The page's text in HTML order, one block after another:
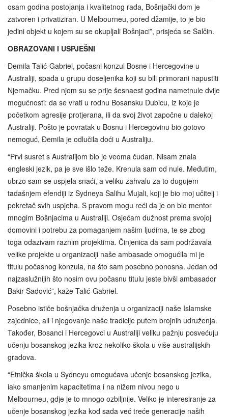
osam godina postojanja i kvalitetnog rada, Bošnjački dom je
zatvoren i privatiziran. U Melbourneu, pored džamije, to je bio
jedini objekt u kojem su se okupljali Bošnjaci”, prisjeća se Salčin.
OBRAZOVANI I USPJEŠNI
Đemila Talić-Gabriel, počasni konzul Bosne i Hercegovine u
Australiji, spada u grupu doseljenika koji su bili primorani napustiti
Njemačku. Pred njom su se prije šesnaest godina nametnule dvije
mogućnosti: da se vrati u rodnu Bosansku Dubicu, iz koje je
početkom agresije protjerana, ili da svoj život započne u dalekoj
Australiji. Pošto je povratak u Bosnu i Hercegovinu bio gotovo
nemoguć, Đemila je odlučila doći u Australiju.
“Prvi susret s Australijom bio je veoma čudan. Nisam znala
engleski jezik, pa je sve išlo teže. Krenula sam od nule. Međutim,
ubrzo sam se uspjela snaći, a veliku zahvalu za to dugujem
tadašnjem efendiji iz Sydneya Salihu Mujali, koji je bio moj učitelj i
pokretač svih uspjeha. S pravom mogu reći da je on bio mentor
mnogim Bošnjacima u Australiji. Osjećam dužnost prema svojoj
domovini i potrebu za pomaganjem našim ljudima, te se zbog
toga odazivam raznim projektima. Činjenica da sam podržavala
velike projekte u organizaciji naše ambasade omogućila mi je
titulu počasnog konzula, na što sam posebno ponosna. Jedan od
najzaslužnijih što nosim ovu počasnu titulu jeste bivši ambasador
Bakir Sadović”, kaže Talić-Gabriel.
Posebno ističe bošnjačka druženja u organizaciji naše Islamske
zajednice, ali i njegovanje naše tradicije putem brojnih udruženja.
Također, Bosanci i Hercegovci u Australiji veliku pažnju posvećuju
učenju bosanskog jezika kroz nekoliko škola u više australijskih
gradova.
“Etnička škola u Sydneyu omogućava učenje bosanskog jezika,
iako smanjenim kapacitetima i na nižem nivou nego u
Melbourneu, gdje je to mnogo ozbiljnije. Veliko je interesiranje za
učenje bosanskog jezika kod sada već treće generacije naših